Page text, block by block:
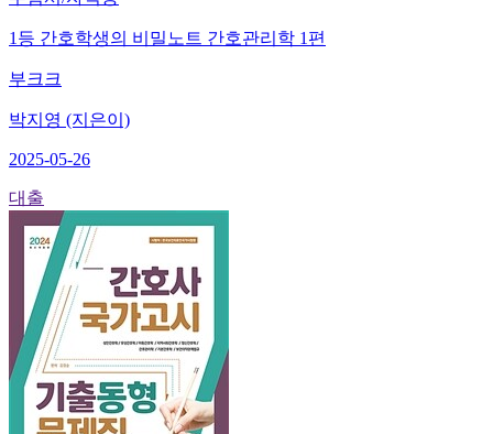
1등 간호학생의 비밀노트 간호관리학 1편
부크크
박지영 (지은이)
2025-05-26
대출